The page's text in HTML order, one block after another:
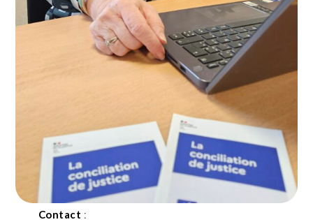
Contact :